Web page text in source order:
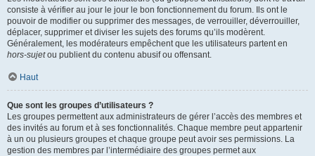
consiste à vérifier au jour le jour le bon fonctionnement du forum. Ils ont le
pouvoir de modifier ou supprimer des messages, de verrouiller, déverrouiller,
déplacer, supprimer et diviser les sujets des forums qu’ils modèrent.
Généralement, les modérateurs empêchent que les utilisateurs partent en
hors-sujetou publient du contenu abusif ou offensant.
Haut
Que sont les groupes d’utilisateurs ?
Les groupes permettent aux administrateurs de gérer l’accès des membres et
des invités au forum et à ses fonctionnalités. Chaque membre peut appartenir
à un ou plusieurs groupes et chaque groupe peut avoir ses permissions. La
gestion des membres par l’intermédiaire des groupes permet aux